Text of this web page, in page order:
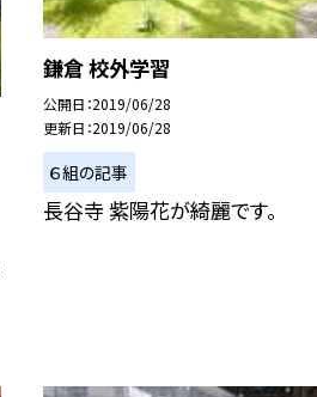
鎌倉 校外学習
公開日 2019/06/28
更新日 2019/06/28
６組の記事
長谷寺 紫陽花が綺麗です。